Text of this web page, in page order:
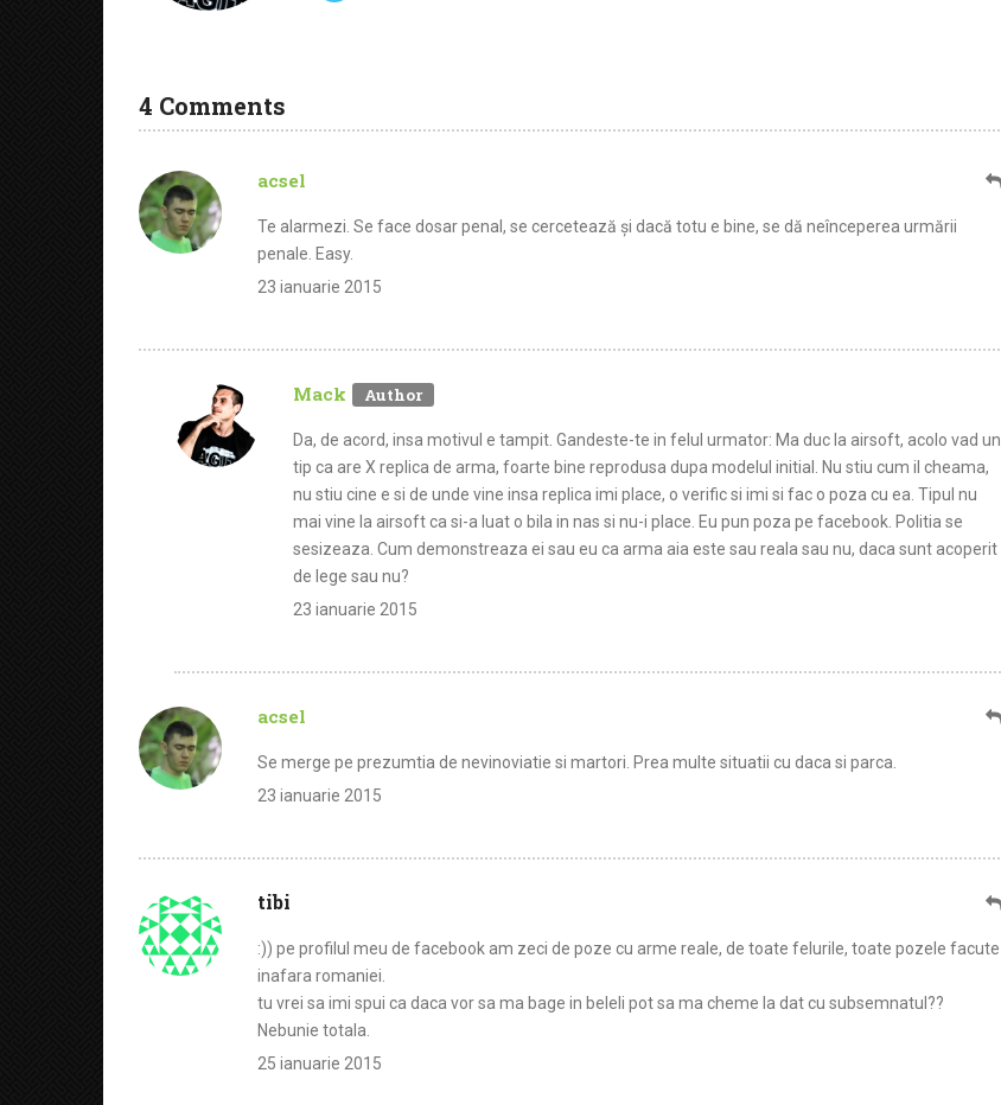
4 Comments
acsel
Te alarmezi. Se face dosar penal, se cercetează și dacă totu e bine, se dă neînceperea urmării
penale. Easy.
23 ianuarie 2015
Mack
Da, de acord, insa motivul e tampit. Gandeste-te in felul urmator: Ma duc la airsoft, acolo vad un
tip ca are X replica de arma, foarte bine reprodusa dupa modelul initial. Nu stiu cum il cheama,
nu stiu cine e si de unde vine insa replica imi place, o verific si imi si fac o poza cu ea. Tipul nu
mai vine la airsoft ca si-a luat o bila in nas si nu-i place. Eu pun poza pe facebook. Politia se
sesizeaza. Cum demonstreaza ei sau eu ca arma aia este sau reala sau nu, daca sunt acoperit
de lege sau nu?
23 ianuarie 2015
acsel
Se merge pe prezumtia de nevinoviatie si martori. Prea multe situatii cu daca si parca.
23 ianuarie 2015
tibi
:)) pe profilul meu de facebook am zeci de poze cu arme reale, de toate felurile, toate pozele facute
inafara romaniei.
tu vrei sa imi spui ca daca vor sa ma bage in beleli pot sa ma cheme la dat cu subsemnatul??
Nebunie totala.
25 ianuarie 2015